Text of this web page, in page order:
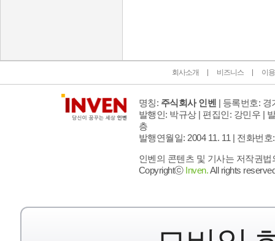
회사소개 비즈니스 이
명칭: 주식회사 인벤 | 등록번호: 경
발행인: 박규상 | 편집인: 강민우 |
층
발행연월일: 2004 11. 11 | 전화번호
인벤의 콘텐츠 및 기사는 저작권
Copyrightⓒ Inven.All rights